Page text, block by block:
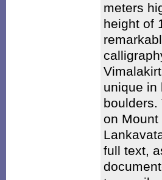
meters
height of
unique in
boulders.
on Mount
full text,